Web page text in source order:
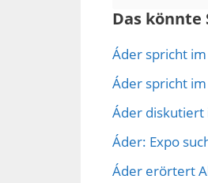
Das könnte
Áder spricht
Áder spricht
Áder diskutiert
Áder: Expo
Áder erörtert